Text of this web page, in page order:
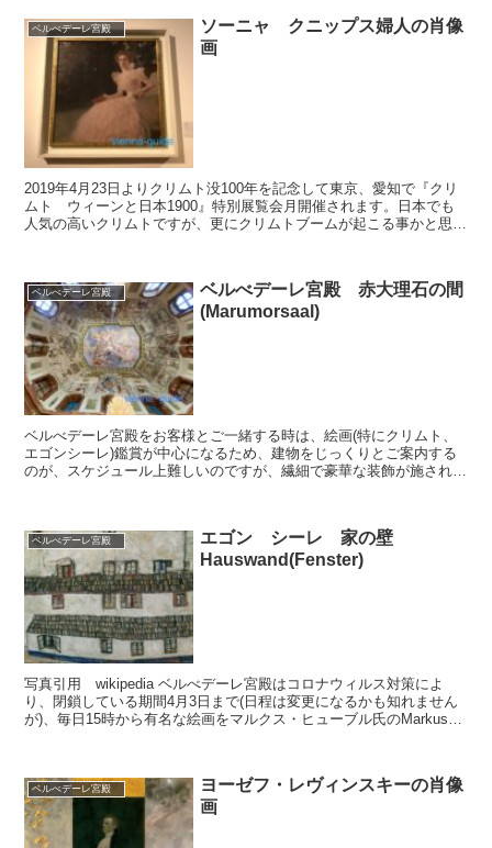
ベルべデーレ宮殿
ソーニャ クニップス婦人の肖像
画
2019年4月23日よりクリムト没100年を記念して東京、愛知で『クリ
ムト ウィーンと日本1900』特別展覧会月開催されます。日本でも
人気の高いクリムトですが、更にクリムトブームが起こる事かと思い
ベルべデーレ宮殿
ベルべデーレ宮殿 赤大理石の間
(Marumorsaal)
ベルべデーレ宮殿をお客様とご一緒する時は、絵画(特にクリムト、
エゴンシーレ)鑑賞が中心になるため、建物をじっくりとご案内する
のが、スケジュール上難しいのですが、繊細で豪華な装飾が施されて
ベルべデーレ宮殿
エゴン シーレ 家の壁
Hauswand(Fenster)
写真引用 wikipedia ベルべデーレ宮殿はコロナウィルス対策によ
り、閉鎖している期間4月3日まで(日程は変更になるかも知れません
が)、毎日15時から有名な絵画をマルクス・ヒューブル氏のMarkus
ベルべデーレ宮殿
ヨーゼフ・レヴィンスキーの肖像
画